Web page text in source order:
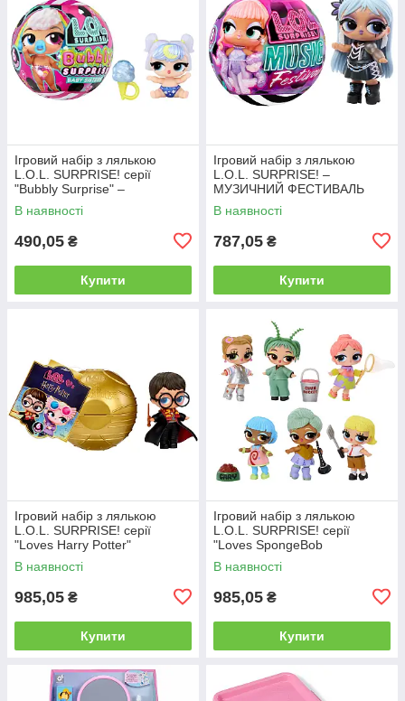
Ігровий набір з лялькою
L.O.L. SURPRISE! серії
"Bubbly Surprise" –
СЕСТРИЧКИ
В наявності
490,05 ₴
Купити
Ігровий набір з лялькою
L.O.L. SURPRISE! –
МУЗИЧНИЙ ФЕСТИВАЛЬ
В наявності
787,05 ₴
Купити
Ігровий набір з лялькою
L.O.L. SURPRISE! серії
"Loves Harry Potter"
В наявності
985,05 ₴
Купити
Ігровий набір з лялькою
L.O.L. SURPRISE! серії
"Loves SpongeBob
SquarePants"
В наявності
985,05 ₴
Купити